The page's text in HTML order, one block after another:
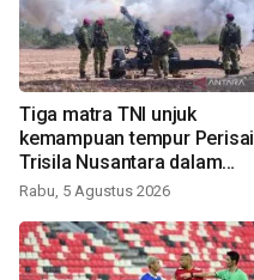
Tiga matra TNI unjuk
kemampuan tempur Perisai
Trisila Nusantara dalam
latihan di Kepri
Rabu, 5 Agustus 2026